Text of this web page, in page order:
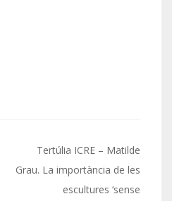
Tertúlia ICRE – Matilde
Grau. La importància de les
escultures ‘sense